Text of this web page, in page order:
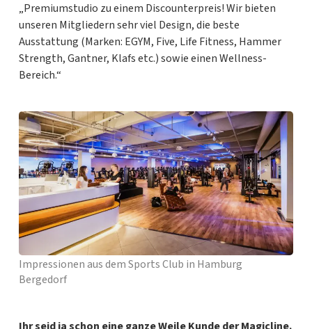
„Premiumstudio zu einem Discounterpreis! Wir bieten
unseren Mitgliedern sehr viel Design, die beste
Ausstattung (Marken: EGYM, Five, Life Fitness, Hammer
Strength, Gantner, Klafs etc.) sowie einen Wellness-
Bereich.“
Impressionen aus dem Sports Club in Hamburg
Bergedorf